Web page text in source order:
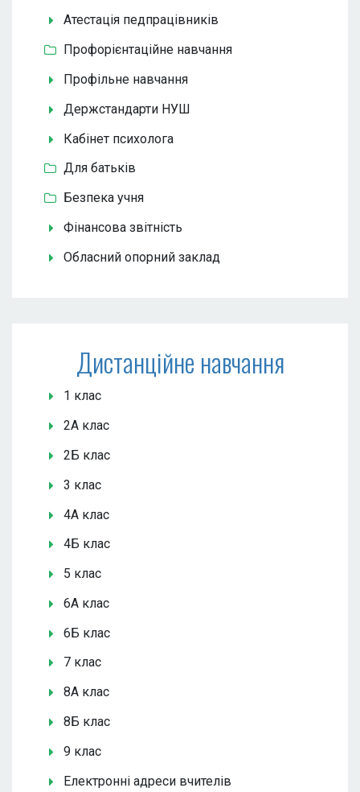
Атестація педпрацівників
Профорієнтаційне навчання
Профільне навчання
Держстандарти НУШ
Кабінет психолога
Для батьків
Безпека учня
Фінансова звітність
Обласний опорний заклад
Дистанційне навчання
1 клас
2А клас
2Б клас
3 клас
4А клас
4Б клас
5 клас
6А клас
6Б клас
7 клас
8А клас
8Б клас
9 клас
Електронні адреси вчителів